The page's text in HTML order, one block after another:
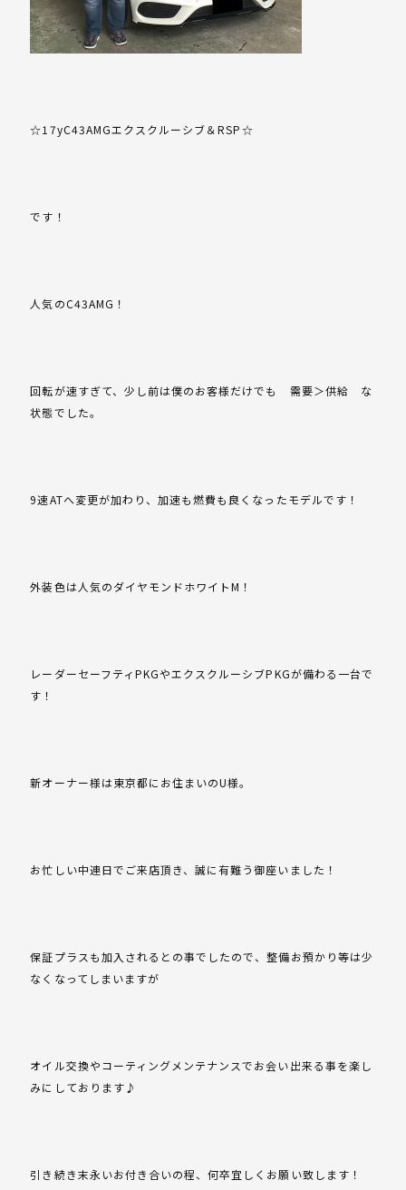
☆17yC43AMGエクスクルーシブ＆RSP☆
です！
人気のC43AMG！
回転が速すぎて、少し前は僕のお客様だけでも 需要＞供給 な
状態でした。
9速ATへ変更が加わり、加速も燃費も良くなったモデルです！
外装色は人気のダイヤモンドホワイトM！
レーダーセーフティPKGやエクスクルーシブPKGが備わる一台で
す！
新オーナー様は東京都にお住まいのU様。
お忙しい中連日でご来店頂き、誠に有難う御座いました！
保証プラスも加入されるとの事でしたので、整備お預かり等は少
なくなってしまいますが
オイル交換やコーティングメンテナンスでお会い出来る事を楽し
みにしております♪
引き続き末永いお付き合いの程、何卒宜しくお願い致します！